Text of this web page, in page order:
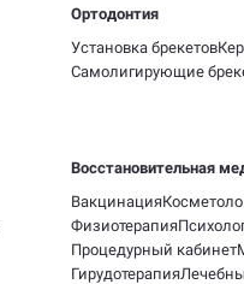
Ортодонтия
Установка брекетов
Самолигирующие
Восстановительная
Вакцинация
Физиотерапия
Процедурный кабинет
Гирудотерапия